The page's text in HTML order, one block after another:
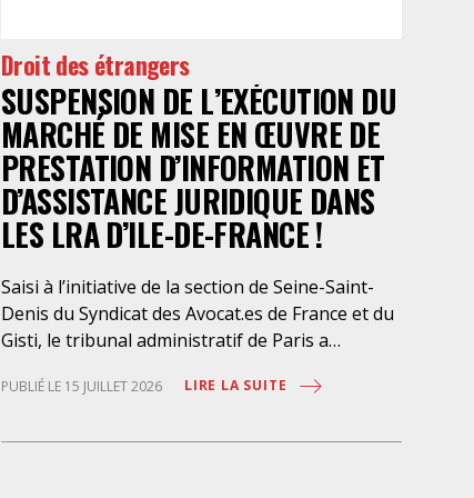
Droit des étrangers
SUSPENSION DE L’EXÉCUTION DU
MARCHÉ DE MISE EN ŒUVRE DE
PRESTATION D’INFORMATION ET
D’ASSISTANCE JURIDIQUE DANS
LES LRA D’ILE-DE-FRANCE !
Saisi à l’initiative de la section de Seine-Saint-
Denis du Syndicat des Avocat.es de France et du
Gisti, le tribunal administratif de Paris a
marché public visant à la « mise en œuvre de
juridique des étrangers maintenus dans les
PUBLIÉ LE 15 JUILLET 2026 LIRE LA SUITE